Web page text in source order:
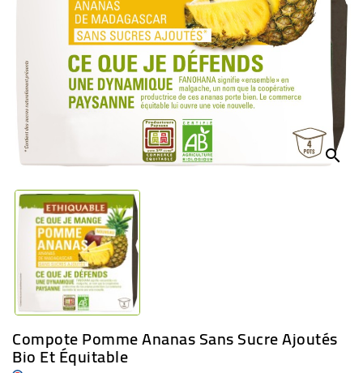
CULTUREL
search
Compote Pomme Ananas Sans Sucre Ajoutés
Bio Et Équitable